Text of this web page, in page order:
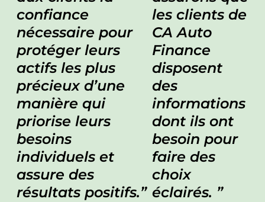
confiance
nécessaire pour
protéger leurs
actifs les plus
précieux d’une
manière qui
priorise leurs
besoins
individuels et
assure des
résultats positifs.
les clients de
CA Auto
Finance
disposent
des
informations
dont ils ont
besoin pour
faire des
choix
éclairés.